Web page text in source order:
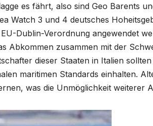
es fährt, also sind Geo Barents
Watch 3 und 4 deutsches
Dublin-Verordnung angewendet
Abkommen zusammen mit der
dieser Staaten in Italien
maritimen Standards einhalten.
was die Unmöglichkeit weiterer